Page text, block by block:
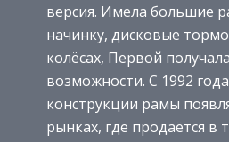
версия. Имела большие
начинку, дисковые
колёсах, Первой
возможности. С 1992
конструкции рамы
рынках, где продаётся в